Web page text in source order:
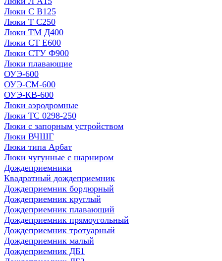
Люки С В125
Люки Т С250
Люки ТМ Д400
Люки СТ Е600
Люки СТУ Ф900
Люки плавающие
ОУЭ-600
ОУЭ-СМ-600
ОУЭ-КВ-600
Люки аэродромные
Люки ТС 0298-250
Люки с запорным устройством
Люки ВЧШГ
Люки типа Арбат
Люки чугунные с шарниром
Дождеприемники
Квадратный дождеприемник
Дождеприемник бордюрный
Дождеприемник круглый
Дождеприемник плавающий
Дождеприемник прямоугольный
Дождеприемник тротуарный
Дождеприемник малый
Дождеприемник ДБ1